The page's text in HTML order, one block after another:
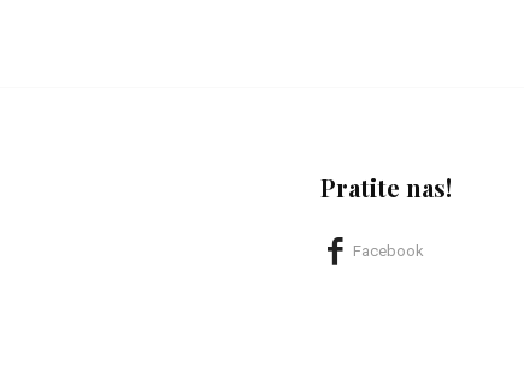
Pratite nas!
Facebook